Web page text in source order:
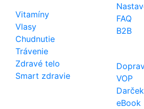
Vitamíny
Vlasy
Chudnutie
Trávenie
Zdravé telo
Smart zdravie
FAQ
B2B
VOP
eBook